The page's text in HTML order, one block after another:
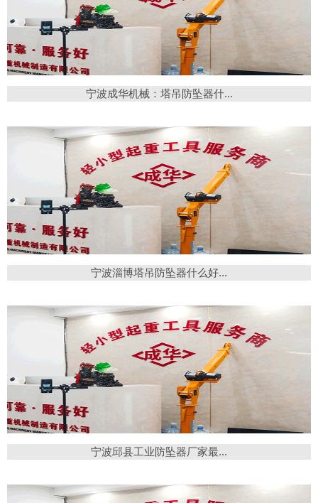
宁波成华机械：塔吊防坠器什...
宁波淄博塔吊防坠器什么好...
宁波邱县工业防坠器厂家最...